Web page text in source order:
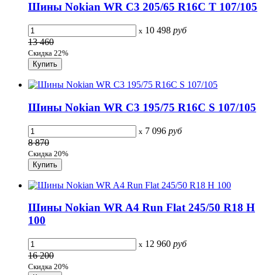
Шины Nokian WR C3 205/65 R16C T 107/105
x 10 498 руб
13 460
Скидка 22%
Шины Nokian WR C3 195/75 R16C S 107/105
x 7 096 руб
8 870
Скидка 20%
Шины Nokian WR A4 Run Flat 245/50 R18 H
100
x 12 960 руб
16 200
Скидка 20%